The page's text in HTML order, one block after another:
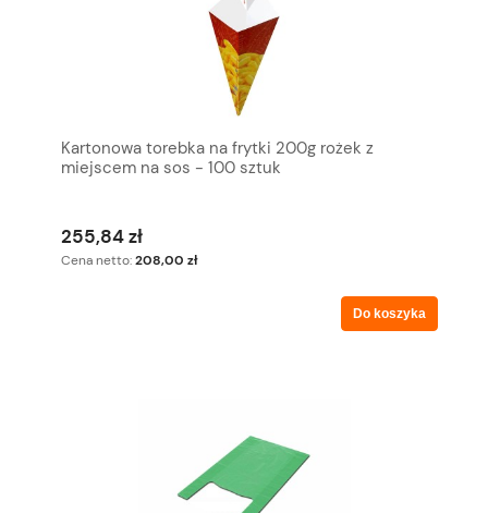
Kartonowa torebka na frytki 200g rożek z
miejscem na sos - 100 sztuk
255,84 zł
Cena netto:208,00 zł
Do koszyka